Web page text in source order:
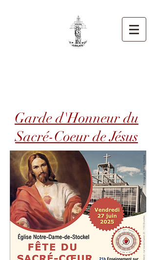
Garde d'Honneur du
Sacré-Coeur de Jésus